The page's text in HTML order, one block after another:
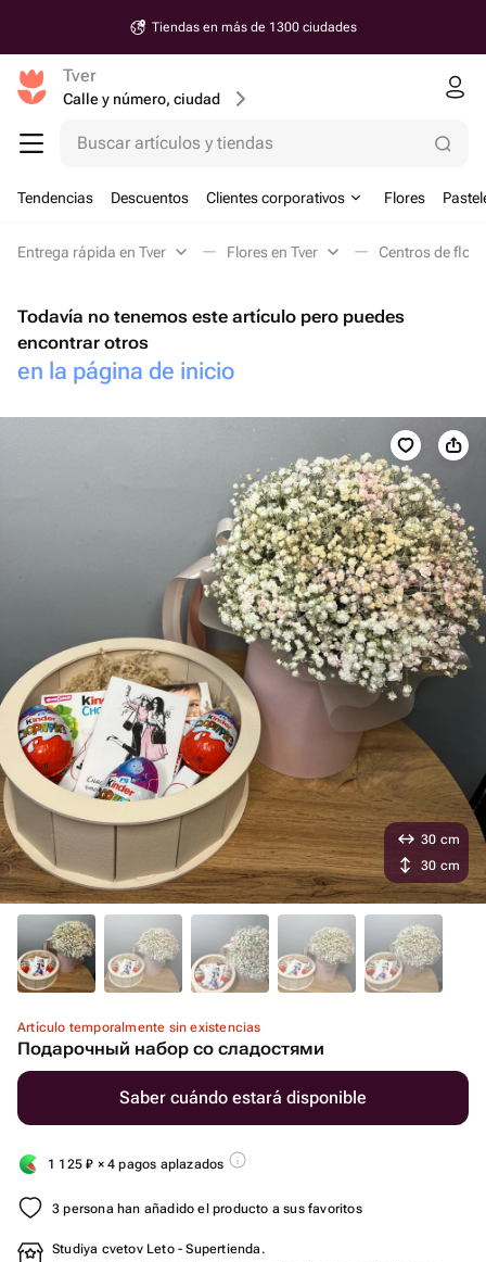
Tiendas en más de 1300 ciudades
Tver
Calle y número, ciudad
Buscar artículos y tiendas
Tendencias Descuentos Clientes corporativos Flores
Entrega rápida en Tver Flores en Tver Centros de
Todavía no tenemos este artículo pero puedes
encontrar otros
en la página de inicio
Artículo temporalmente sin existencias
Подарочный набор со сладостями
Saber cuándo estará disponible
1 125₽ × 4 pagos aplazados
3 persona han añadido el producto a sus favoritos
Studiya cvetov Leto - Supertienda.
30 cm
30 cm